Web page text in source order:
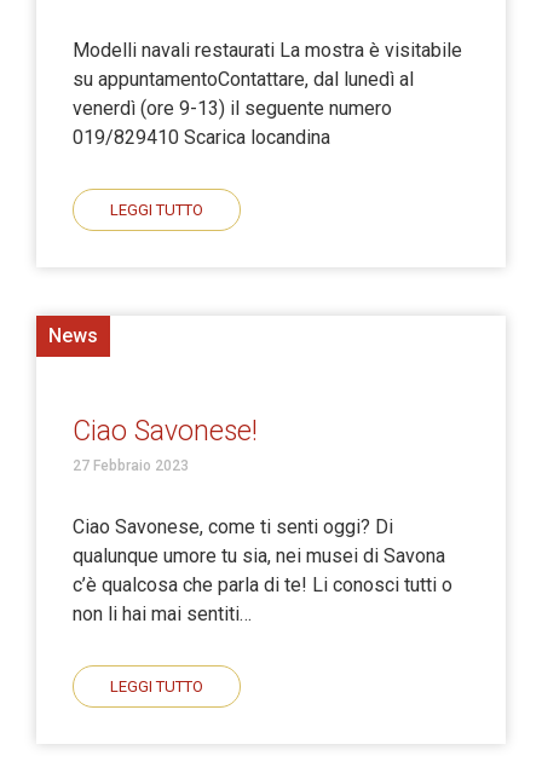
Modelli navali restaurati La mostra è visitabile
su appuntamentoContattare, dal lunedì al
venerdì (ore 9-13) il seguente numero
019/829410 Scarica locandina
LEGGI TUTTO
News
Ciao Savonese!
27 Febbraio 2023
Ciao Savonese, come ti senti oggi? Di
qualunque umore tu sia, nei musei di Savona
c’è qualcosa che parla di te! Li conosci tutti o
non li hai mai sentiti…
LEGGI TUTTO